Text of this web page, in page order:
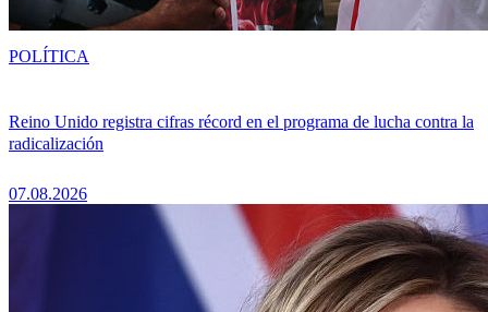
Reino Unido registra cifras récord en el programa de lucha contra la
radicalización
07.08.2026
POLÍTICA